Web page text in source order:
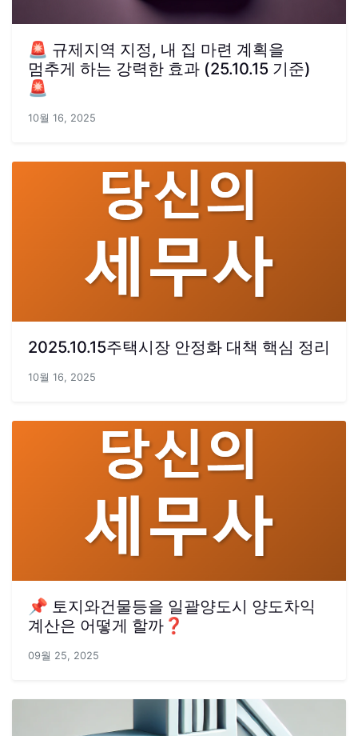
🚨 규제지역 지정, 내 집 마련 계획을
멈추게 하는 강력한 효과 (25.10.15 기준)
🚨
10월 16, 2025
2025.10.15주택시장 안정화 대책 핵심 정리
10월 16, 2025
📌 토지와건물등을 일괄양도시 양도차익
계산은 어떻게 할까❓
09월 25, 2025